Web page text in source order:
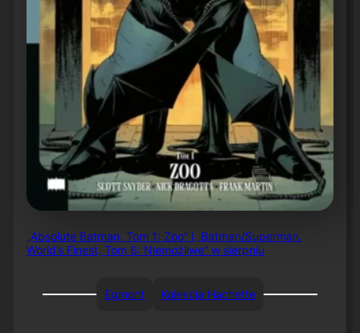
„Absolute Batman, Tom 1: Zoo” i „Batman/Superman.
World’s Finest, Tom 6: Niemożliwe” w sierpniu
Egmont Kolekcja Hachette